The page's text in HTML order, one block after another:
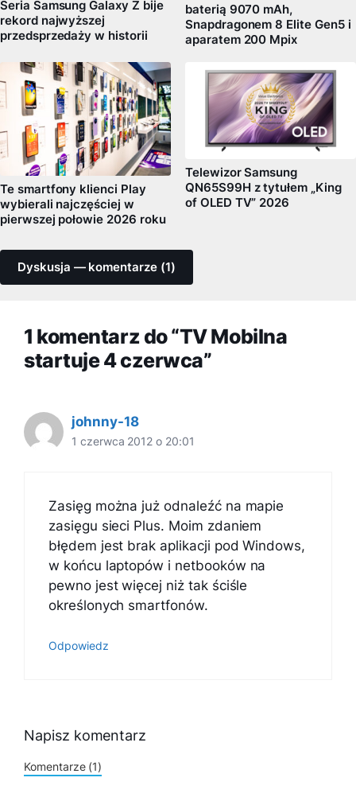
Seria Samsung Galaxy Z bije
rekord najwyższej
przedsprzedaży w historii
baterią 9070 mAh,
Snapdragonem 8 Elite Gen5 i
aparatem 200 Mpix
Te smartfony klienci Play
wybierali najczęściej w
pierwszej połowie 2026 roku
Telewizor Samsung
QN65S99H z tytułem „King
of OLED TV” 2026
Dyskusja — komentarze (1)
1 komentarz do “TV Mobilna
startuje 4 czerwca”
johnny-18
1 czerwca 2012 o 20:01
Zasięg można już odnaleźć na mapie
zasięgu sieci Plus. Moim zdaniem
błędem jest brak aplikacji pod Windows,
w końcu laptopów i netbooków na
pewno jest więcej niż tak ściśle
określonych smartfonów.
Odpowiedz
Napisz komentarz
Komentarze (1)